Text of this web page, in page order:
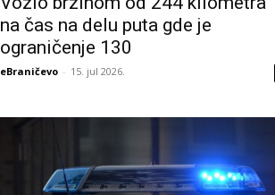
na čas na delu puta gde je
ograničenje 130
eBraničevo - 15. jul 2026.